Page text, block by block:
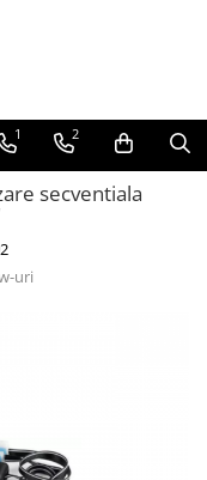
1 2
secventiala
uri